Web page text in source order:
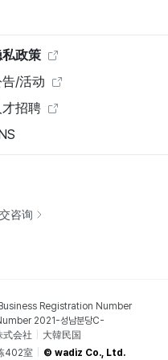
私政策
/活动
才招聘
咨询
Business Registration Number
2021-성남분당C-
式会社
大韓民国
402室
© wadiz Co., Ltd.